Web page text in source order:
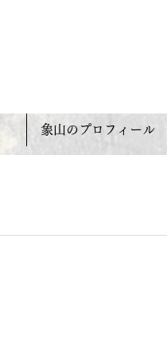
象山のプロフィール